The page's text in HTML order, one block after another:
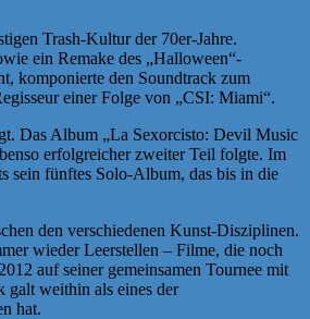
Trash-Kultur der 70er-Jahre.
ein Remake des „Halloween“-
komponierte den Soundtrack zum
einer Folge von „CSI: Miami“.
Das Album „La Sexorcisto: Devil Music
erfolgreicher zweiter Teil folgte. Im
sein fünftes Solo-Album, das bis in die
den verschiedenen Kunst-Disziplinen.
wieder Leerstellen – Filme, die noch
auf seiner gemeinsamen Tournee mit
galt weithin als eines der
hat.